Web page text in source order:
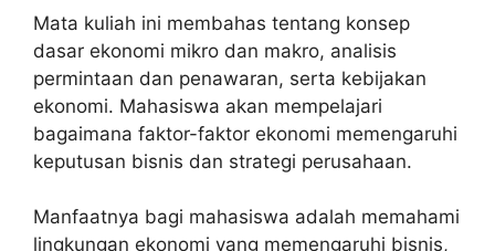
Mata kuliah ini membahas tentang konsep
dasar ekonomi mikro dan makro, analisis
permintaan dan penawaran, serta kebijakan
ekonomi. Mahasiswa akan mempelajari
bagaimana faktor-faktor ekonomi memengaruhi
keputusan bisnis dan strategi perusahaan.
Manfaatnya bagi mahasiswa adalah memahami
lingkungan ekonomi yang memengaruhi bisnis,